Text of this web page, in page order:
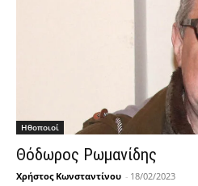
Hθοποιοί
Θόδωρος Ρωμανίδης
Χρήστος Κωνσταντίνου - 18/02/2023